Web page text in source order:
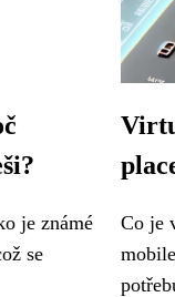
je známé
se
Co je